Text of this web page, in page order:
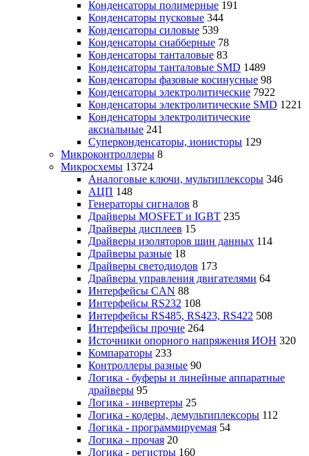
Конденсаторы полимерные 191
Конденсаторы пусковые 344
Конденсаторы силовые 539
Конденсаторы снабберные 78
Конденсаторы танталовые 83
Конденсаторы танталовые SMD 1489
Конденсаторы фазовые косинусные 98
Конденсаторы электролитические 7922
Конденсаторы электролитические SMD 1221
Конденсаторы электролитические
аксиальные 241
Суперконденсаторы, ионисторы 129
Микроконтроллеры 8
Микросхемы 13724
Аналоговые ключи, мультиплексоры 346
АЦП 148
Генераторы сигналов 8
Драйверы MOSFET и IGBT 235
Драйверы дисплеев 15
Драйверы изоляторов шин данных 114
Драйверы разные 18
Драйверы светодиодов 173
Драйверы управления двигателями 64
Интерфейсы CAN 88
Интерфейсы RS232 108
Интерфейсы RS485, RS423, RS422 508
Интерфейсы прочие 264
Источники опорного напряжения ИОН 320
Компараторы 233
Контроллеры разные 90
Логика - буферы и линейные аппаратные
драйверы 95
Логика - инвертеры 25
Логика - кодеры, демультиплексоры 112
Логика - программируемая 54
Логика - прочая 20
Логика - регистры 160